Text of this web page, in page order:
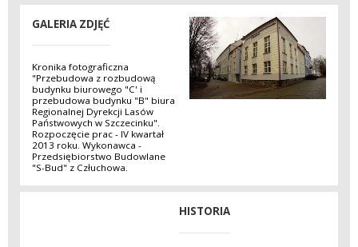
GALERIA ZDJĘĆ
Kronika fotograficzna
"Przebudowa z rozbudową
budynku biurowego "C' i
przebudowa budynku "B" biura
Regionalnej Dyrekcji Lasów
Państwowych w Szczecinku".
Rozpoczęcie prac - IV kwartał
2013 roku. Wykonawca -
Przedsiębiorstwo Budowlane
"S-Bud" z Człuchowa.
HISTORIA